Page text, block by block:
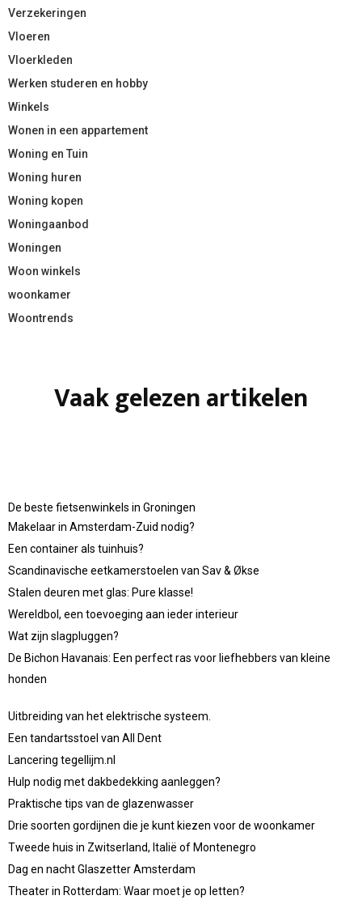
Verzekeringen
Vloeren
Vloerkleden
Werken studeren en hobby
Winkels
Wonen in een appartement
Woning en Tuin
Woning huren
Woning kopen
Woningaanbod
Woningen
Woon winkels
woonkamer
Woontrends
Vaak gelezen artikelen
De beste fietsenwinkels in Groningen
Makelaar in Amsterdam-Zuid nodig?
Een container als tuinhuis?
Scandinavische eetkamerstoelen van Sav & Økse
Stalen deuren met glas: Pure klasse!
Wereldbol, een toevoeging aan ieder interieur
Wat zijn slagpluggen?
De Bichon Havanais: Een perfect ras voor liefhebbers van kleine
honden
Uitbreiding van het elektrische systeem.
Een tandartsstoel van All Dent
Lancering tegellijm.nl
Hulp nodig met dakbedekking aanleggen?
Praktische tips van de glazenwasser
Drie soorten gordijnen die je kunt kiezen voor de woonkamer
Tweede huis in Zwitserland, Italië of Montenegro
Dag en nacht Glaszetter Amsterdam
Theater in Rotterdam: Waar moet je op letten?